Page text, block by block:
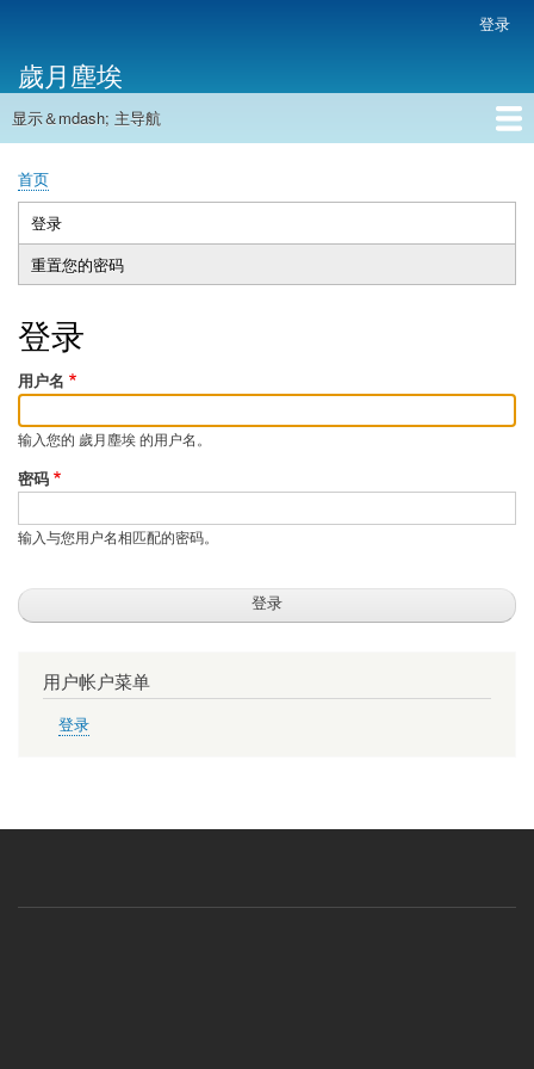
主
内
帐
户
菜
单
登录
歲月塵埃
主
航
显示＆mdash; 主导航
首页
面
包
屑
首页
主
标
登录
动
标
重置您的密码
登录
用户名
输入您的 歲月塵埃 的用户名。
密码
输入与您用户名相匹配的密码。
用户帐户菜单
登录